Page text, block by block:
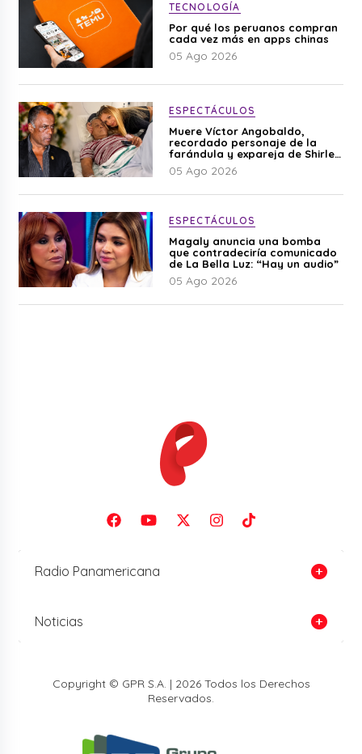
TECNOLOGÍA
Por qué los peruanos compran
cada vez más en apps chinas
05 Ago 2026
ESPECTÁCULOS
Muere Víctor Angobaldo,
recordado personaje de la
farándula y expareja de Shirley
Cherres
05 Ago 2026
ESPECTÁCULOS
Magaly anuncia una bomba
que contradeciría comunicado
de La Bella Luz: “Hay un audio”
05 Ago 2026
Radio Panamericana
Noticias
Copyright © GPR S.A. | 2026 Todos los Derechos
Reservados.